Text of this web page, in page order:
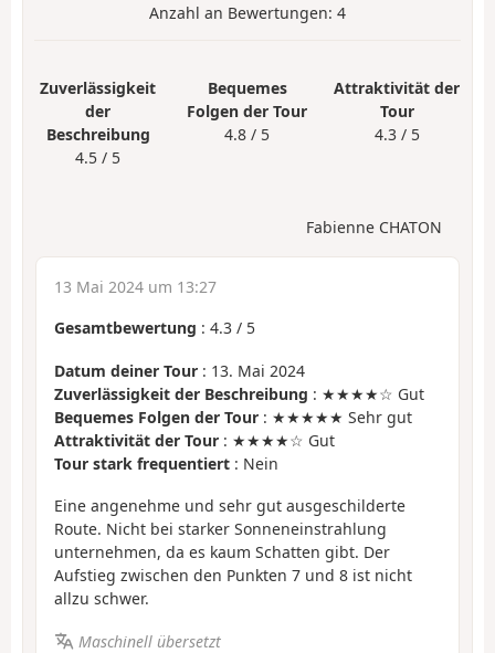
Anzahl an Bewertungen: 4
Zuverlässigkeit
der
Beschreibung
4.5 / 5
Bequemes
Folgen der Tour
4.8 / 5
Attraktivität der
Tour
4.3 / 5
Fabienne CHATON
13 Mai 2024 um 13:27
Gesamtbewertung : 4.3 / 5
Datum deiner Tour : 13. Mai 2024
Zuverlässigkeit der Beschreibung : ★★★★☆ Gut
Bequemes Folgen der Tour : ★★★★★ Sehr gut
Attraktivität der Tour : ★★★★☆ Gut
Tour stark frequentiert : Nein
Eine angenehme und sehr gut ausgeschilderte
Route. Nicht bei starker Sonneneinstrahlung
unternehmen, da es kaum Schatten gibt. Der
Aufstieg zwischen den Punkten 7 und 8 ist nicht
allzu schwer.
Maschinell übersetzt